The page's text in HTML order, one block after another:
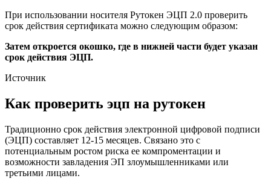
При использовании носителя Рутокен ЭЦП 2.0 проверить
срок действия сертификата можно следующим образом:
Затем откроется окошко, где в нижней части будет указан
срок действия ЭЦП.
Источник
Как проверить эцп на рутокен
Традиционно срок действия электронной цифровой подписи
(ЭЦП) составляет 12-15 месяцев. Связано это с
потенциальным ростом риска ее компроментации и
возможности завладения ЭП злоумышленниками или
третьими лицами.